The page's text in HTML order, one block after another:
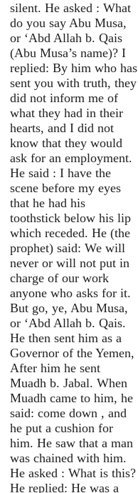
silent. He asked : What
do you say Abu Musa,
or ‘Abd Allah b. Qais
(Abu Musa’s name)? I
replied: By him who has
sent you with truth, they
did not inform me of
what they had in their
hearts, and I did not
know that they would
ask for an employment.
He said : I have the
scene before my eyes
that he had his
toothstick below his lip
which receded. He (the
prophet) said: We will
never or will not put in
charge of our work
anyone who asks for it.
But go, ye, Abu Musa,
or ‘Abd Allah b. Qais.
He then sent him as a
Governor of the Yemen,
After him he sent
Muadh b. Jabal. When
Muadh came to him, he
said: come down , and
he put a cushion for
him. He saw that a man
was chained with him.
He asked : What is this?
He replied: He was a